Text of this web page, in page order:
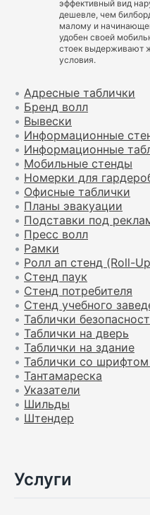
эффективный вид
дешевле, чем
малому и
удобен своей
стоек выдерживают
условия.
• Адресные таблички
• Бренд волл
• Вывески
• Информационные
• Информационные
• Мобильные стенды
• Номерки для
• Офисные таблички
• Планы эвакуации
• Подставки под
• Пресс волл
• Рамки
• Ролл ап стенд (Roll-
• Стенд паук
• Стенд потребителя
• Стенд учебного
• Таблички
• Таблички на дверь
• Таблички на здание
• Таблички со
• Тантамареска
• Указатели
• Шильды
• Штендер
Услуги